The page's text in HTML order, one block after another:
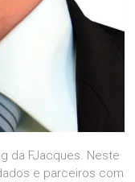
da FJacques. Neste
e parceiros com